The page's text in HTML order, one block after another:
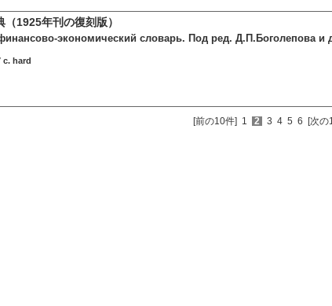
（1925年刊の復刻版）
экономический словарь. Под ред. Д.П.Боголепова и
c. hard
[前の10件] 1 2 3 4 5 6 [次の